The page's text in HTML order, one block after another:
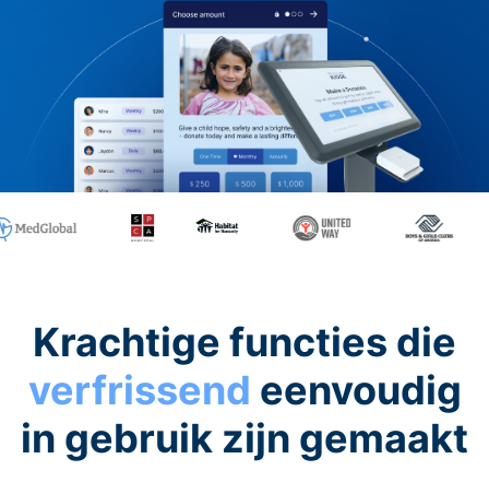
Krachtige functies die
verfrissend eenvoudig
in gebruik zijn gemaakt